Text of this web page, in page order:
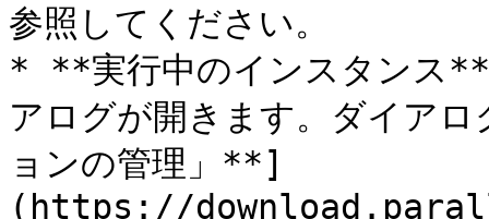
参照してください。
* **実行中のインスタン
アログが開きます。ダイア
ョンの管理」**]
(https://